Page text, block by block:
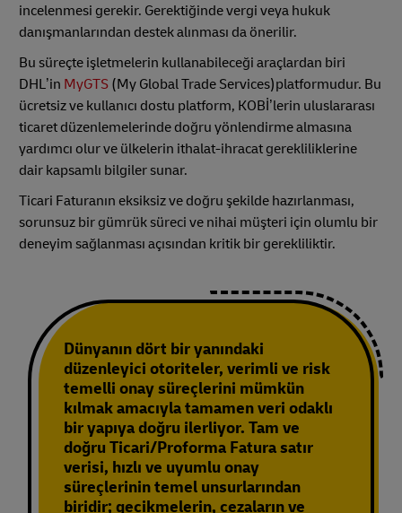
incelenmesi gerekir. Gerektiğinde vergi veya hukuk
danışmanlarından destek alınması da önerilir.
Bu süreçte işletmelerin kullanabileceği araçlardan biri
DHL’in MyGTS (My Global Trade Services)platformudur. Bu
ücretsiz ve kullanıcı dostu platform, KOBİ’lerin uluslararası
ticaret düzenlemelerinde doğru yönlendirme almasına
yardımcı olur ve ülkelerin ithalat-ihracat gerekliliklerine
dair kapsamlı bilgiler sunar.
Ticari Faturanın eksiksiz ve doğru şekilde hazırlanması,
sorunsuz bir gümrük süreci ve nihai müşteri için olumlu bir
deneyim sağlanması açısından kritik bir gerekliliktir.
Dünyanın dört bir yanındaki
düzenleyici otoriteler, verimli ve risk
temelli onay süreçlerini mümkün
kılmak amacıyla tamamen veri odaklı
bir yapıya doğru ilerliyor. Tam ve
doğru Ticari/Proforma Fatura satır
verisi, hızlı ve uyumlu onay
süreçlerinin temel unsurlarından
biridir; gecikmelerin, cezaların ve